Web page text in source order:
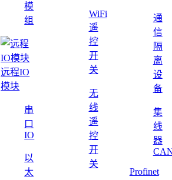
模
组
远程IO
模块
串
口
IO
以
太
WiFi
遥
控
开
关
无
线
遥
控
开
关
通
信
隔
离
设
备
集
线
器
Profinet